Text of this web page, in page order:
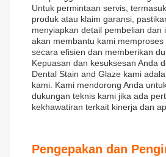
Untuk permintaan servis,
produk atau klaim garansi,
menyiapkan detail pembelian dan
akan membantu kami
secara efisien dan memberikan
Kepuasan dan kesuksesan Anda
Dental Stain and Glaze kami
kami. Kami mendorong Anda
dukungan teknis kami jika ada
kekhawatiran terkait kinerja dan
Pengepakan dan